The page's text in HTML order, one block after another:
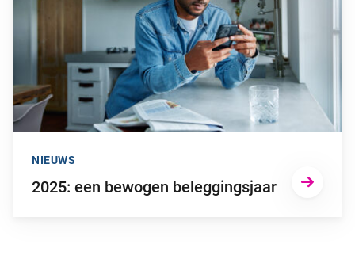
2025: een bewogen beleggingsjaar
NIEUWS